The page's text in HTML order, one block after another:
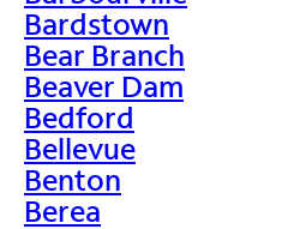
Bardstown
Bear Branch
Beaver Dam
Bedford
Bellevue
Benton
Berea